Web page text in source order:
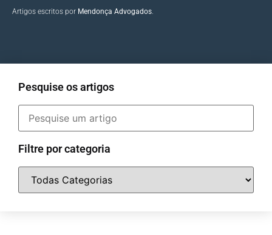
Artigos escritos por Mendonça Advogados.
Pesquise os artigos
Filtre por categoria